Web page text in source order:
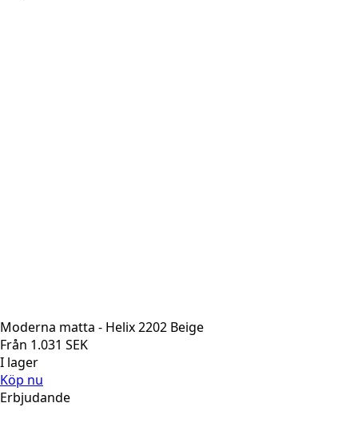
Moderna matta - Helix 2202 Beige
Från 1.031 SEK
I lager
Köp nu
Erbjudande